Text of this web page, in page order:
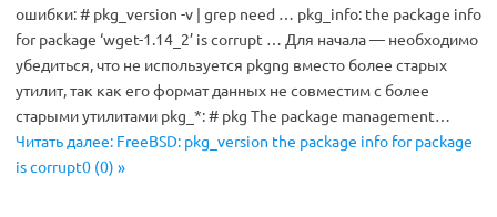
ошибки: # pkg_version -v | grep need … pkg_info: the package info
for package ‘wget-1.14_2’ is corrupt … Для начала — необходимо
убедиться, что не используется pkgng вместо более старых
утилит, так как его формат данных не совместим с более
старыми утилитами pkg_*: # pkg The package management…
Читать далее: FreeBSD: pkg_version the package info for package
is corrupt0 (0) »